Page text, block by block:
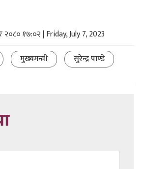
२०८० १७:०२ | Friday, July 7, 2023
मुख्यमन्त्री सुरेन्द्र पाण्डे